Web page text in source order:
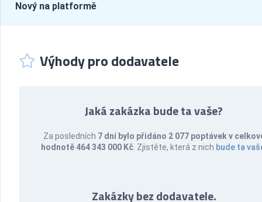
Nový na platformě
Výhody pro dodavatele
Jaká zakázka bude ta vaše?
Za posledních 7 dní bylo přidáno 2 077 poptávek v
hodnotě 464 343 000 Kč . Zjistěte, která z nich bude ta
Zakázky bez dodavatele.